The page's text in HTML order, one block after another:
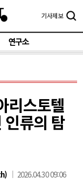
기사제보
연구소
리스토텔
인류의 탐
2026.04.30 09:06